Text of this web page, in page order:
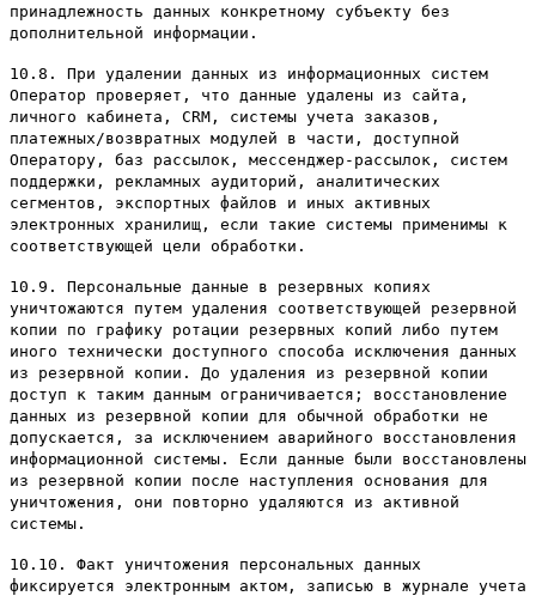
принадлежность данных конкретному субъекту без
дополнительной информации.
10.8. При удалении данных из информационных систем
Оператор проверяет, что данные удалены из сайта,
личного кабинета, CRM, системы учета заказов,
платежных/возвратных модулей в части, доступной
Оператору, баз рассылок, мессенджер-рассылок, систем
поддержки, рекламных аудиторий, аналитических
сегментов, экспортных файлов и иных активных
электронных хранилищ, если такие системы применимы к
соответствующей цели обработки.
10.9. Персональные данные в резервных копиях
уничтожаются путем удаления соответствующей резервной
копии по графику ротации резервных копий либо путем
иного технически доступного способа исключения данных
из резервной копии. До удаления из резервной копии
доступ к таким данным ограничивается; восстановление
данных из резервной копии для обычной обработки не
допускается, за исключением аварийного восстановления
информационной системы. Если данные были восстановлены
из резервной копии после наступления основания для
уничтожения, они повторно удаляются из активной
системы.
10.10. Факт уничтожения персональных данных
фиксируется электронным актом, записью в журнале учета